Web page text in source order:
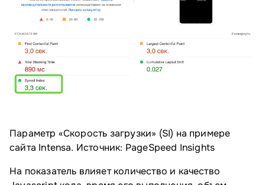
Параметр «Скорость загрузки» (SI) на примере
сайта Intensa. Источник: PageSpeed Insights
На показатель влияет количество и качество